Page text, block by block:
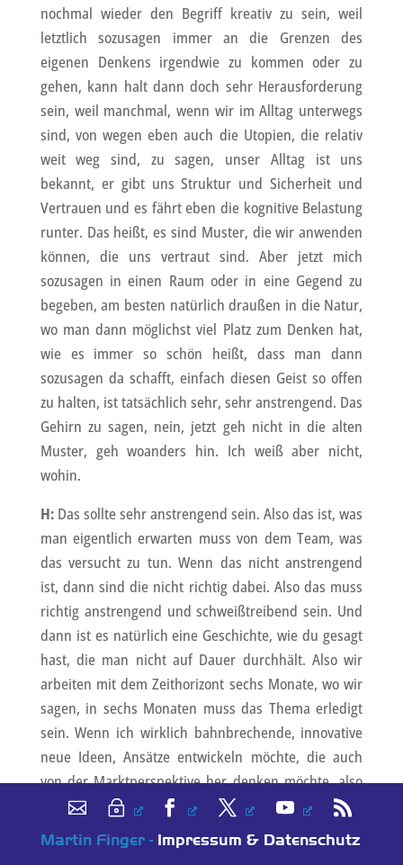
nochmal wieder den Begriff kreativ zu sein, weil
letztlich sozusagen immer an die Grenzen des
eigenen Denkens irgendwie zu kommen oder zu
gehen, kann halt dann doch sehr Herausforderung
sein, weil manchmal, wenn wir im Alltag unterwegs
sind, von wegen eben auch die Utopien, die relativ
weit weg sind, zu sagen, unser Alltag ist uns
bekannt, er gibt uns Struktur und Sicherheit und
Vertrauen und es fährt eben die kognitive Belastung
runter. Das heißt, es sind Muster, die wir anwenden
können, die uns vertraut sind. Aber jetzt mich
sozusagen in einen Raum oder in eine Gegend zu
begeben, am besten natürlich draußen in die Natur,
wo man dann möglichst viel Platz zum Denken hat,
wie es immer so schön heißt, dass man dann
sozusagen da schafft, einfach diesen Geist so offen
zu halten, ist tatsächlich sehr, sehr anstrengend. Das
Gehirn zu sagen, nein, jetzt geh nicht in die alten
Muster, geh woanders hin. Ich weiß aber nicht,
wohin.
H:Das sollte sehr anstrengend sein. Also das ist, was
man eigentlich erwarten muss von dem Team, was
das versucht zu tun. Wenn das nicht anstrengend
ist, dann sind die nicht richtig dabei. Also das muss
richtig anstrengend und schweißtreibend sein. Und
dann ist es natürlich eine Geschichte, wie du gesagt
hast, die man nicht auf Dauer durchhält. Also wir
arbeiten mit dem Zeithorizont sechs Monate, wo wir
sagen, in sechs Monaten muss das Thema erledigt
sein. Wenn ich wirklich bahnbrechende, innovative
neue Ideen, Ansätze entwickeln möchte, die auch
von der Marktperspektive her denken möchte, also
für das Gesamtkonzept, nicht nur die reine
Lösungsfindung, dafür sind sechs Monate sicherlich
viel zu lang, sondern für das Gesamtkonzept ein
Martin Finger - Impressum & Datenschutz